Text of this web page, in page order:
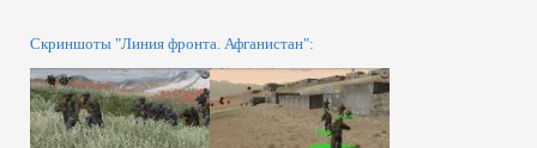
Скриншоты "Линия фронта. Афганистан":